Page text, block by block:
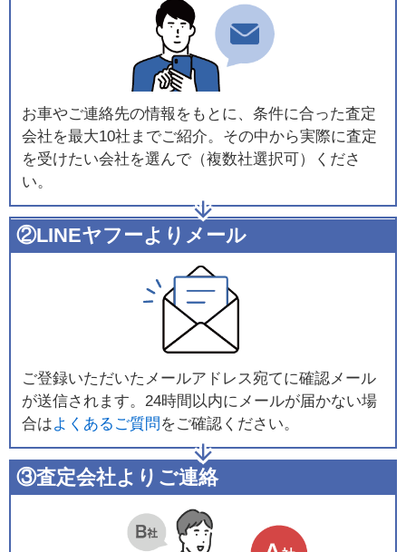
お車やご連絡先の情報をもとに、条件に合った査定
会社を最大10社までご紹介。その中から実際に査定
を受けたい会社を選んで（複数社選択可）くださ
い。
②LINEヤフーよりメール
ご登録いただいたメールアドレス宛てに確認メール
が送信されます。24時間以内にメールが届かない場
合はよくあるご質問 をご確認ください。
③査定会社よりご連絡